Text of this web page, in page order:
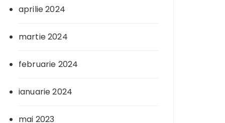
aprilie 2024
martie 2024
februarie 2024
ianuarie 2024
mai 2023